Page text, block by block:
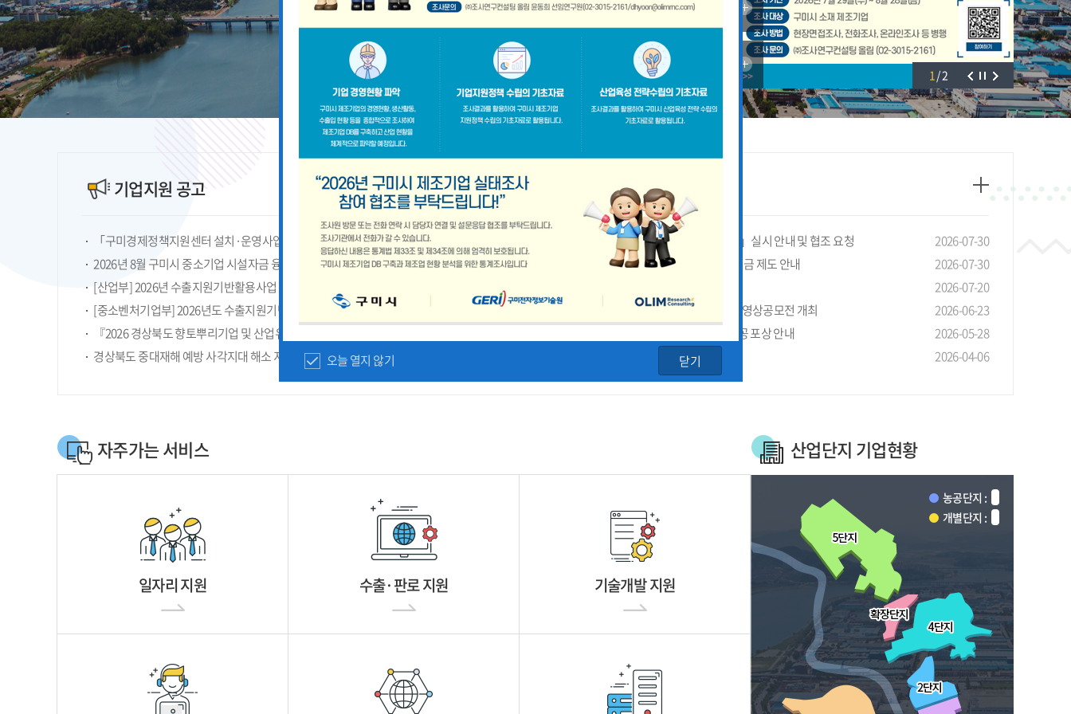
오늘 열지 않기 닫기
1/2
기업지원 공고
2026년 8월 구미시 중소기업 시설자금 융자지원 안내
2026-07-27
2026-07-10
2026-07-08
『2026 경상북도 향토뿌리기업 및 산업유산 지정계획』 공고
경상북도 중대재해 예방 사각지대 해소 지원사업 모집공고
공지사항
「2026년 구미시 제조기업 실태조사」실시 안내 및 협조 요청
2026-07-30
[장애인복지과] 장애인 고용개선 장려금 제도 안내
2026-07-30
2026-07-20
제5회 Galaxy 사진공모전& 제4회 LG 영상공모전 개최
2026-06-23
2026년 가족친화 우수기업 · 기관 유공 포상 안내
2026-05-28
2026년 가족친화기업 인증 신청 안내
2026-04-06
자주가는 서비스
일자리 지원 수출·판로 지원 기술개발 지원
산업단지 기업현황
농공단지 :
개별단지 :